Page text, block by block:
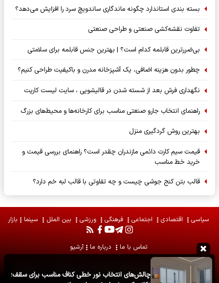
بسته‌ بندی استاندارد چگونه ماندگاری ساندویچ سرد را افزایش می‌دهد؟
تفاوت نقشه‌کشی صنعتی و طراحی صنعتی
بی‌ضررترین قابلمه کدام است؟ | بهترین جنس قابلمه برای سلامتی
چطور بدون هزینه اضافی، یک آشپزخانه مدرن و باکیفیت طراحی کنیم؟
نگهداری فرش بعد از شسته شدن در قالیشویی ، سایت لیست کارپت
راهنمای انتخاب جارو صنعتی مناسب برای کارخانه‌ها و محیط‌های بزرگ
بهترین روش گردگیری منزل
قیمت سیم کارت دائمی مازندران چقدر است؟ راهنمای بررسی قیمت و
خرید خط مناسب
قالب بتن کنج جوشی چیست و چه تفاوتی با قالب لبه خم دارد؟
چالش‌های انتخاب نور خطی کناف مناسب برای سقف؛
سیاسی اقتصادی اجتماعی فرهنگی ورزشی بین الملل سینما بازار
تماس با ما درباره ما آرشیو
تمامی حقوق مادی و معنوی مطالب برای
محفوظ است . استفاده از
مطالب با ذکر منبع آزاد است .